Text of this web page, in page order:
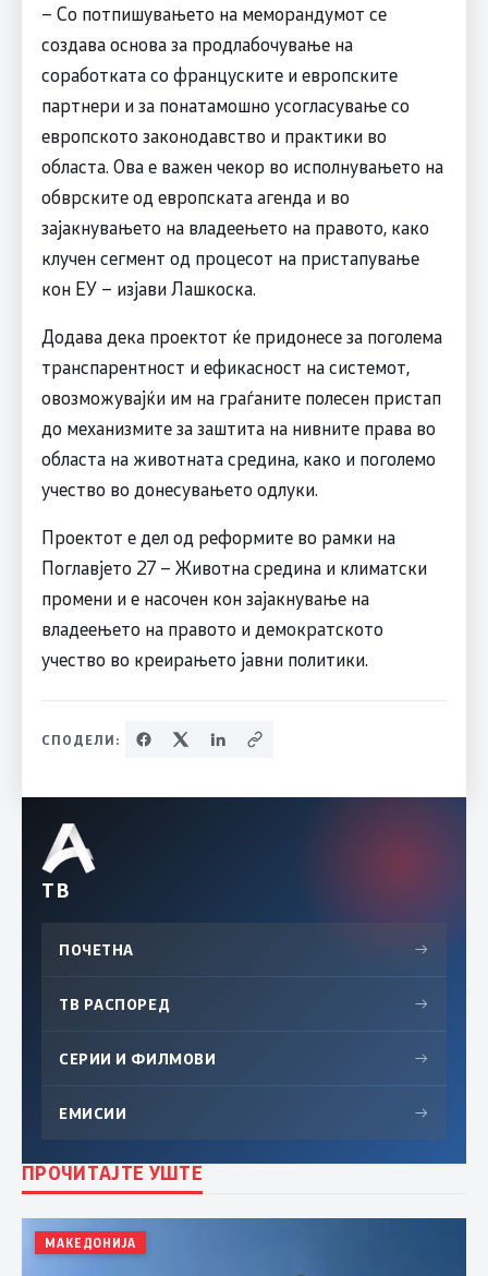
– Со потпишувањето на меморандумот се
создава основа за продлабочување на
соработката со француските и европските
партнери и за понатамошно усогласување со
европското законодавство и практики во
областа. Ова е важен чекор во исполнувањето на
обврските од европската агенда и во
зајакнувањето на владеењето на правото, како
клучен сегмент од процесот на пристапување
кон ЕУ – изјави Лашкоска.
Додава дека проектот ќе придонесе за поголема
транспарентност и ефикасност на системот,
овозможувајќи им на граѓаните полесен пристап
до механизмите за заштита на нивните права во
областа на животната средина, како и поголемо
учество во донесувањето одлуки.
Проектот е дел од реформите во рамки на
Поглавјето 27 – Животна средина и климатски
промени и е насочен кон зајакнување на
владеењето на правото и демократското
учество во креирањето јавни политики.
СПОДЕЛИ:
ТВ
ПОЧЕТНА →
ТВ РАСПОРЕД →
СЕРИИ И ФИЛМОВИ →
ЕМИСИИ →
ПРОЧИТАЈТЕ УШТЕ
МАКЕДОНИЈА